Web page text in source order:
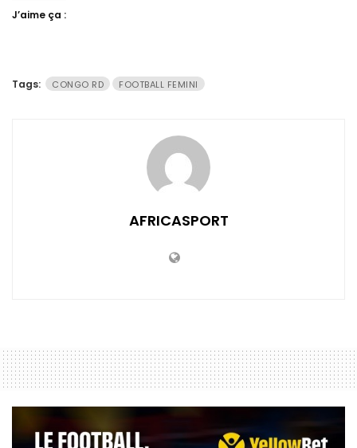
J’aime ça :
Tags: CONGO RD FOOTBALL FEMINI
AFRICASPORT